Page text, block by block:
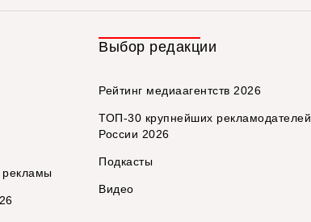
Выбор редакции
Рейтинг медиаагентств 2026
ТОП-30 крупнейших рекламодателей
России 2026
Подкасты
Видео